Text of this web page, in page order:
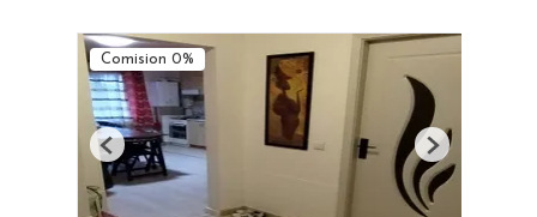
Comision 0%
Previous Next